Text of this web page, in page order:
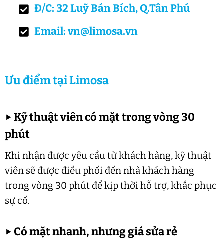
Đ/C: 32 Luỹ Bán Bích, Q.Tân Phú
Email: vn@limosa.vn
Ưu điểm tại Limosa
▶Kỹ thuật viên có mặt trong vòng 30
phút
Khi nhận được yêu cầu từ khách hàng, kỹ thuật
viên sẽ được điều phối đến nhà khách hàng
trong vòng 30 phút để kịp thời hỗ trợ, khắc phục
sự cố.
▶ Có mặt nhanh, nhưng giá sửa rẻ